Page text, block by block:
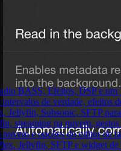
BASS, Efeitos, DSP e
de verdade, efeitos
Jellyfin, Subsonic, SFTP
streaming na nuvem,
e opções do editor de
Jellyfin, SFTP e widget de